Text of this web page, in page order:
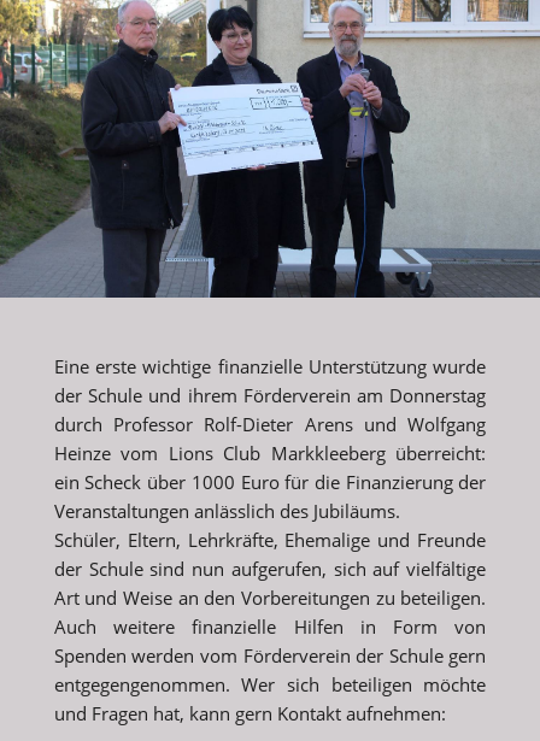
Eine erste wichtige finanzielle Unterstützung wurde
der Schule und ihrem Förderverein am Donnerstag
durch Professor Rolf-Dieter Arens und Wolfgang
Heinze vom Lions Club Markkleeberg überreicht:
ein Scheck über 1000 Euro für die Finanzierung der
Veranstaltungen anlässlich des Jubiläums.
Schüler, Eltern, Lehrkräfte, Ehemalige und Freunde
der Schule sind nun aufgerufen, sich auf vielfältige
Art und Weise an den Vorbereitungen zu beteiligen.
Auch weitere finanzielle Hilfen in Form von
Spenden werden vom Förderverein der Schule gern
entgegengenommen. Wer sich beteiligen möchte
und Fragen hat, kann gern Kontakt aufnehmen: